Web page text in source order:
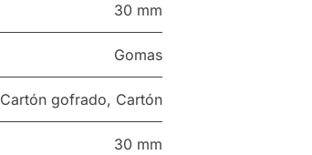
30 mm
Gomas
Cartón gofrado, Cartón
30 mm